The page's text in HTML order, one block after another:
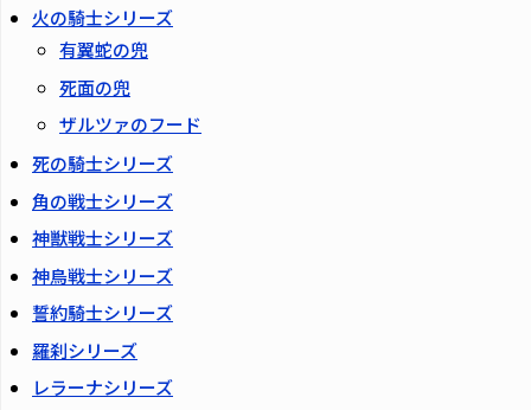
火の騎士シリーズ
有翼蛇の兜
死面の兜
ザルツァのフード
死の騎士シリーズ
角の戦士シリーズ
神獣戦士シリーズ
神鳥戦士シリーズ
誓約騎士シリーズ
羅刹シリーズ
レラーナシリーズ